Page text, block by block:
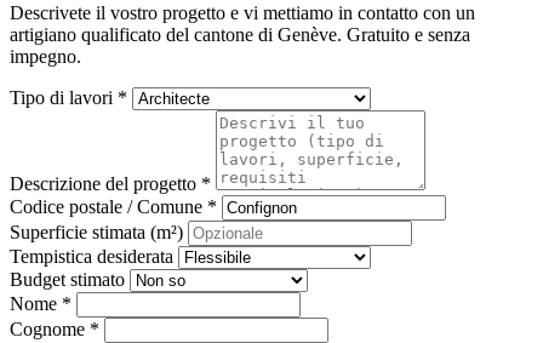
Descrivete il vostro progetto e vi mettiamo in contatto con un
artigiano qualificato del cantone di Genève. Gratuito e senza
impegno.
Tipo di lavori *
Descrizione del progetto *
Codice postale / Comune *
Superficie stimata (m²)
Tempistica desiderata
Budget stimato
Nome *
Cognome *